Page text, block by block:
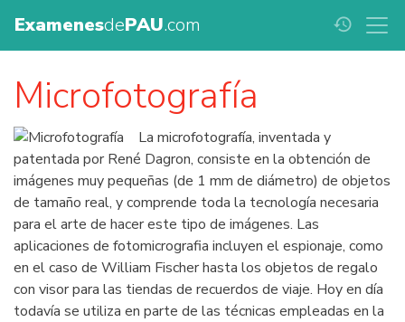
ExamenesdePAU.com history
Microfotografía
La microfotografía, inventada y
patentada por René Dagron, consiste en la obtención de
imágenes muy pequeñas (de 1 mm de diámetro) de objetos
de tamaño real, y comprende toda la tecnología necesaria
para el arte de hacer este tipo de imágenes. Las
aplicaciones de fotomicrografia incluyen el espionaje, como
en el caso de William Fischer hasta los objetos de regalo
con visor para las tiendas de recuerdos de viaje. Hoy en día
todavía se utiliza en parte de las técnicas empleadas en la